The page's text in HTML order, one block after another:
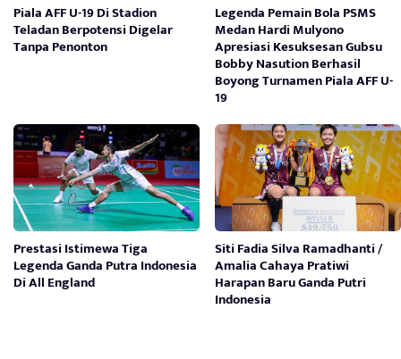
Piala AFF U-19 Di Stadion
Teladan Berpotensi Digelar
Tanpa Penonton
Legenda Pemain Bola PSMS
Medan Hardi Mulyono
Apresiasi Kesuksesan Gubsu
Bobby Nasution Berhasil
Boyong Turnamen Piala AFF U-
19
Prestasi Istimewa Tiga
Legenda Ganda Putra Indonesia
Di All England
Siti Fadia Silva Ramadhanti /
Amalia Cahaya Pratiwi
Harapan Baru Ganda Putri
Indonesia